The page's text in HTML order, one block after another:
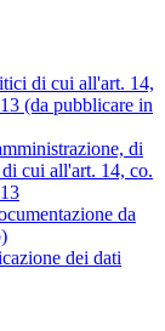
di cui all'art. 14,
(da pubblicare in
di
cui all'art. 14, co.
da
dei dati